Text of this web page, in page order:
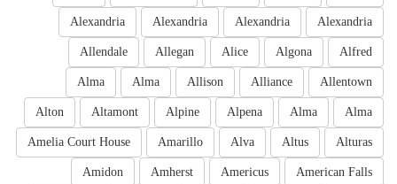
Alexandria
Alexandria
Alexandria
Alexandria
Alfred
Algona
Alice
Allegan
Allendale
Allentown
Alliance
Allison
Alma
Alma
Alma
Alma
Alpena
Alpine
Altamont
Alton
Alturas
Altus
Alva
Amarillo
Amelia Court House
American Falls
Americus
Amherst
Amidon